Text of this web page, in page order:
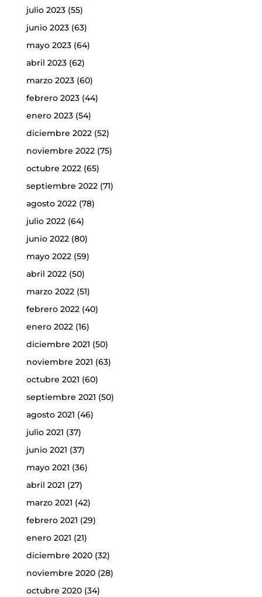
julio 2023(55)
junio 2023(63)
mayo 2023(64)
abril 2023(62)
marzo 2023(60)
febrero 2023(44)
enero 2023(54)
diciembre 2022(52)
noviembre 2022(75)
octubre 2022(65)
septiembre 2022(71)
agosto 2022(78)
julio 2022(64)
junio 2022(80)
mayo 2022(59)
abril 2022(50)
marzo 2022(51)
febrero 2022(40)
enero 2022(16)
diciembre 2021 (50)
noviembre 2021 (63)
octubre 2021 (60)
septiembre 2021 (50)
agosto 2021 (46)
julio 2021 (37)
junio 2021 (37)
mayo 2021 (36)
abril 2021 (27)
marzo 2021 (42)
febrero 2021 (29)
enero 2021 (21)
diciembre 2020(32)
noviembre 2020(28)
octubre 2020(34)